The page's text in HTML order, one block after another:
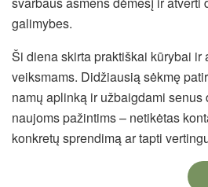
galimybes.
Ši diena skirta praktiškai kūrybai ir
veiksmams. Didžiausią sėkmę
namų aplinką ir užbaigdami senus
naujoms pažintims – netikėtas
konkretų sprendimą ar tapti